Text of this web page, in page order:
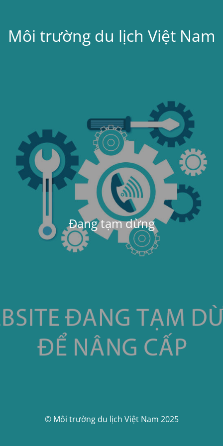
Môi trường du lịch Việt Nam
Đang tạm dừng
© Môi trường du lịch Việt Nam 2025